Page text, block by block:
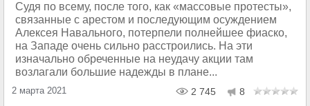
Судя по всему, после того, как «массовые протесты»,
связанные с арестом и последующим осуждением
Алексея Навального, потерпели полнейшее фиаско,
на Западе очень сильно расстроились. На эти
изначально обреченные на неудачу акции там
возлагали большие надежды в плане...
2 марта 2021 2 745 8